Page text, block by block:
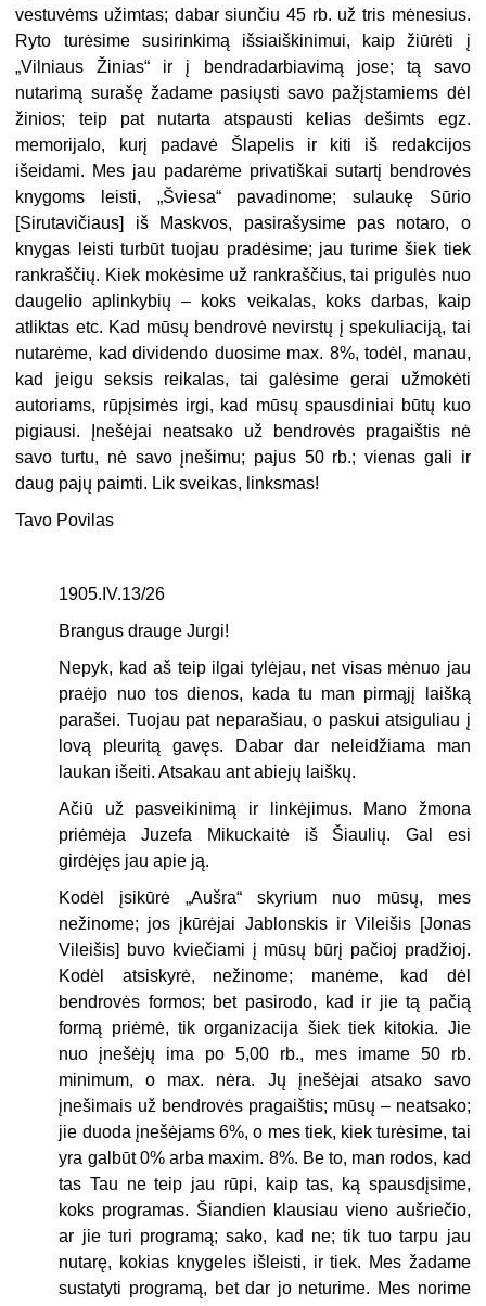
vestuvėms užimtas; dabar siunčiu 45 rb. už tris mėnesius.
Ryto turėsime susirinkimą išsiaiškinimui, kaip žiūrėti į
„Vilniaus Žinias“ ir į bendradarbiavimą jose; tą savo
nutarimą surašę žadame pasiųsti savo pažįstamiems dėl
žinios; teip pat nutarta atspausti kelias dešimts egz.
memorijalo, kurį padavė Šlapelis ir kiti iš redakcijos
išeidami. Mes jau padarėme privatiškai sutartį bendrovės
knygoms leisti, „Šviesa“ pavadinome; sulaukę Sūrio
[Sirutavičiaus] iš Maskvos, pasirašysime pas notaro, o
knygas leisti turbūt tuojau pradėsime; jau turime šiek tiek
rankraščių. Kiek mokėsime už rankraščius, tai prigulės nuo
daugelio aplinkybių – koks veikalas, koks darbas, kaip
atliktas etc. Kad mūsų bendrovė nevirstų į spekuliaciją, tai
nutarėme, kad dividendo duosime max. 8%, todėl, manau,
kad jeigu seksis reikalas, tai galėsime gerai užmokėti
autoriams, rūpįsimės irgi, kad mūsų spausdiniai būtų kuo
pigiausi. Įnešėjai neatsako už bendrovės pragaištis nė
savo turtu, nė savo įnešimu; pajus 50 rb.; vienas gali ir
daug pajų paimti. Lik sveikas, linksmas!
Tavo Povilas
1905.IV.13/26
Brangus drauge Jurgi!
Nepyk, kad aš teip ilgai tylėjau, net visas mėnuo jau
praėjo nuo tos dienos, kada tu man pirmąjį laišką
parašei. Tuojau pat neparašiau, o paskui atsiguliau į
lovą pleuritą gavęs. Dabar dar neleidžiama man
laukan išeiti. Atsakau ant abiejų laiškų.
Ačiū už pasveikinimą ir linkėjimus. Mano žmona
priėmėja Juzefa Mikuckaitė iš Šiaulių. Gal esi
girdėjęs jau apie ją.
Kodėl įsikūrė „Aušra“ skyrium nuo mūsų, mes
nežinome; jos įkūrėjai Jablonskis ir Vileišis [Jonas
Vileišis] buvo kviečiami į mūsų būrį pačioj pradžioj.
Kodėl atsiskyrė, nežinome; manėme, kad dėl
bendrovės formos; bet pasirodo, kad ir jie tą pačią
formą priėmė, tik organizacija šiek tiek kitokia. Jie
nuo įnešėjų ima po 5,00 rb., mes imame 50 rb.
minimum, o max. nėra. Jų įnešėjai atsako savo
įnešimais už bendrovės pragaištis; mūsų – neatsako;
jie duoda įnešėjams 6%, o mes tiek, kiek turėsime, tai
yra galbūt 0% arba maxim. 8%. Be to, man rodos, kad
tas Tau ne teip jau rūpi, kaip tas, ką spausdįsime,
koks programas. Šiandien klausiau vieno aušriečio,
ar jie turi programą; sako, kad ne; tik tuo tarpu jau
nutarę, kokias knygeles išleisti, ir tiek. Mes žadame
sustatyti programą, bet dar jo neturime. Mes norime